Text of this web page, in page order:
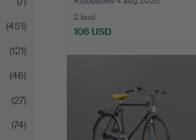
(451)
(121)
(46)
(27)
(74)
2 bud
106 USD